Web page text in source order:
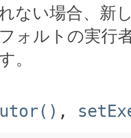
ない場合、新
ォルトの実行
。
,